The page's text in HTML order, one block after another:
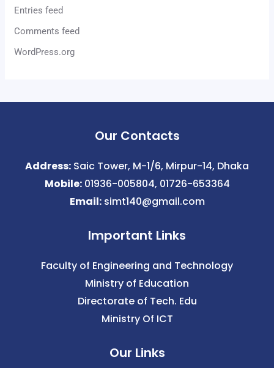
Entries feed
Comments feed
WordPress.org
Our Contacts
Address: Saic Tower, M-1/6, Mirpur-14, Dhaka
Mobile:01936-005804, 01726-653364
Email:simt140@gmail.com
Important Links
Faculty of Engineering and Technology
Ministry of Education
Directorate of Tech. Edu
Ministry Of ICT
Our Links